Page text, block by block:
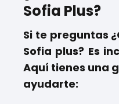
Sofia Plus?
Si te preguntas
Sofia plus? Es
Aquí tienes una
ayudarte: